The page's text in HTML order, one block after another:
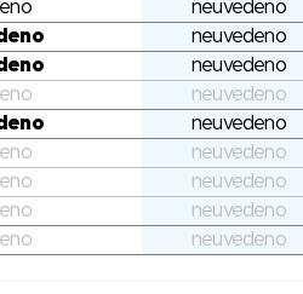
neuvedeno
neuvedeno
neuvedeno
neuvedeno
neuvedeno
neuvedeno
neuvedeno
neuvedeno
neuvedeno